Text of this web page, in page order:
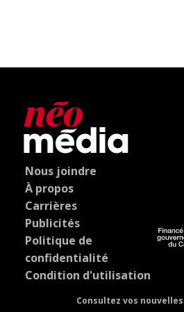
Nous joindre
À propos
Carrières
Publicités
Politique de
confidentialité
Condition d'utilisation
Consultez vos